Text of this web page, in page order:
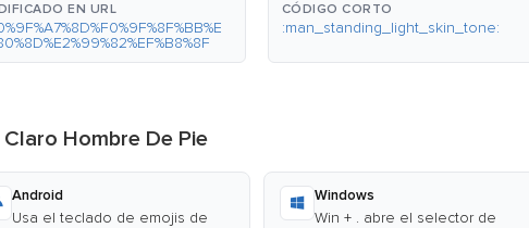
EN URL CÓDIGO CORTO
:man_standing_light_skin_tone:
Hombre De Pie
Android
Usa el teclado de emojis de
Windows
Win + . abre el selector de